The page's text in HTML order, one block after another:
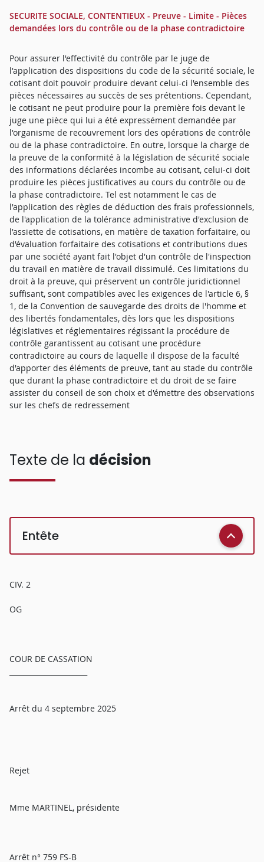
SECURITE SOCIALE, CONTENTIEUX - Preuve - Limite - Pièces
demandées lors du contrôle ou de la phase contradictoire
Pour assurer l'effectivité du contrôle par le juge de
l'application des dispositions du code de la sécurité sociale, le
cotisant doit pouvoir produire devant celui-ci l'ensemble des
pièces nécessaires au succès de ses prétentions. Cependant,
le cotisant ne peut produire pour la première fois devant le
juge une pièce qui lui a été expressément demandée par
l'organisme de recouvrement lors des opérations de contrôle
ou de la phase contradictoire. En outre, lorsque la charge de
la preuve de la conformité à la législation de sécurité sociale
des informations déclarées incombe au cotisant, celui-ci doit
produire les pièces justificatives au cours du contrôle ou de
la phase contradictoire. Tel est notamment le cas de
l'application des règles de déduction des frais professionnels,
de l'application de la tolérance administrative d'exclusion de
l'assiette de cotisations, en matière de taxation forfaitaire, ou
d'évaluation forfaitaire des cotisations et contributions dues
par une société ayant fait l'objet d'un contrôle de l'inspection
du travail en matière de travail dissimulé. Ces limitations du
droit à la preuve, qui préservent un contrôle juridictionnel
suffisant, sont compatibles avec les exigences de l'article 6, §
1, de la Convention de sauvegarde des droits de l'homme et
des libertés fondamentales, dès lors que les dispositions
législatives et réglementaires régissant la procédure de
contrôle garantissent au cotisant une procédure
contradictoire au cours de laquelle il dispose de la faculté
d'apporter des éléments de preuve, tant au stade du contrôle
que durant la phase contradictoire et du droit de se faire
assister du conseil de son choix et d'émettre des observations
sur les chefs de redressement
Texte de la décision
Entête
CIV. 2
OG
COUR DE CASSATION
Arrêt du 4 septembre 2025
Rejet
Mme MARTINEL, présidente
Arrêt n° 759 FS-B